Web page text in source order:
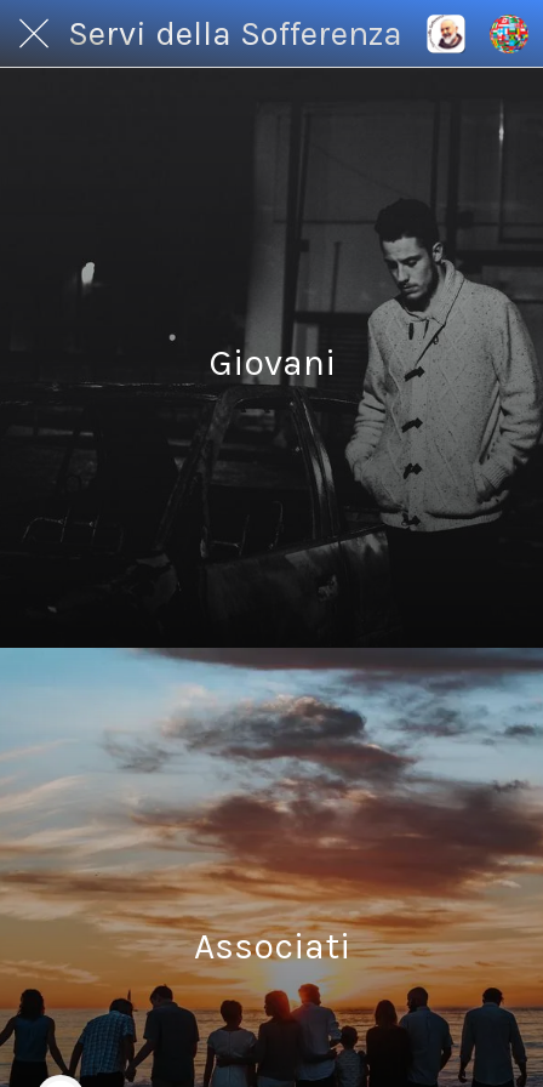
Servi della Sofferenza
Giovani
Associati